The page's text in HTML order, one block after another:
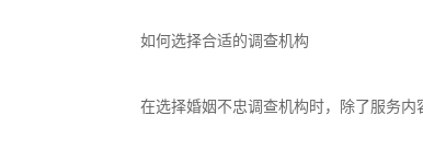
如何选择合适的调查机构
在选择婚姻不忠调查机构时，除了服务内